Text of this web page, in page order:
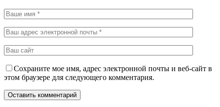
Сохраните мое имя, адрес электронной почты и веб-сайт в
этом браузере для следующего комментария.